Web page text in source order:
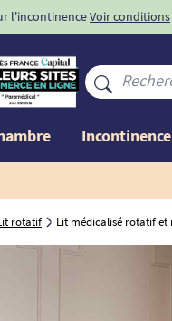
l'incontinenceVoir conditions
Incontinence
rotatif Lit médicalisé rotatif et